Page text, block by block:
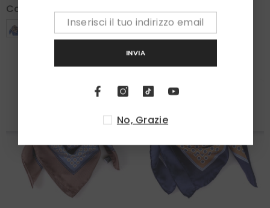
Colore: Grigio Colore: Beige
INVIA
No, Grazie